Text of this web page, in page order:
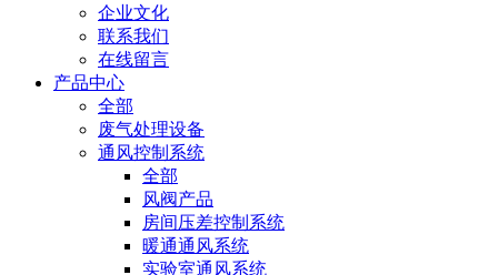
企业文化
联系我们
在线留言
产品中心
全部
废气处理设备
通风控制系统
全部
风阀产品
房间压差控制系统
暖通通风系统
实验室通风系统